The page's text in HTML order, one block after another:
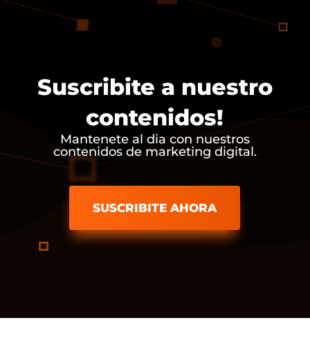
Suscribite a nuestro
contenidos!
Mantenete al dia con nuestros
contenidos de marketing digital.
SUSCRIBITE AHORA